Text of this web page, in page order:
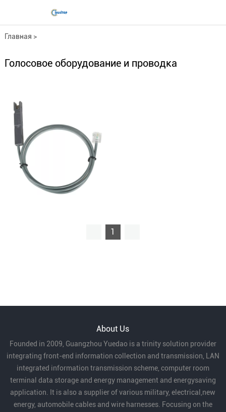
Главная >
Голосовое оборудование и ...
Голосовое оборудование и проводка
1
About Us
Founded in 2009, Guangzhou Yuedao is a trinity solution provider
integrating front-end information collection and transmission, LAN
integrated information transmission scheme, computer room
terminal data storage and energy management and energysaving
application. It is also a supplier of various military, electrical,new
energy, automobile cables and wire harnesses. Focusing on the